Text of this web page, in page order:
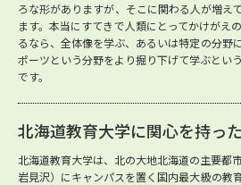
ろな形がありますが、そこに関わる人が増え
ます。本当にすてきで人類にとってかけがえ
るなら、全体像を学ぶ、あるいは特定の分野
ポーツという分野をより掘り下げて学ぶとい
です。
北海道教育大学に関心を持っ
北海道教育大学は、北の大地北海道の主要都
岩見沢）にキャンパスを置く国内最大級の教